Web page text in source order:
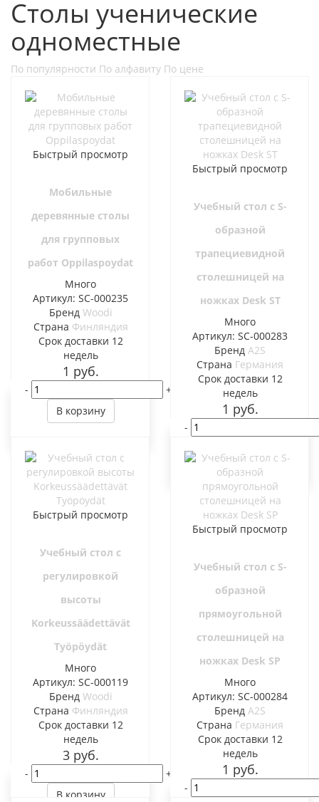
Столы ученические
одноместные
По популярности По алфавиту По цене
Быстрый просмотр
Мобильные
деревянные столы
для групповых
работ Oppilaspoydat
Много
Артикул: SC-000235
Бренд Woodi
Страна Финляндия
Cрок доставки 12
недель
1 руб.
-
+
В корзину
Быстрый просмотр
Учебный стол с S-
образной
трапециевидной
столешницей на
ножках Desk ST
Много
Артикул: SC-000283
Бренд A2S
Страна Германия
Cрок доставки 12
недель
1 руб.
-
Быстрый просмотр
Учебный стол с
регулировкой
высоты
Korkeussäädettävät
Työpöydät
Много
Артикул: SC-000119
Бренд Woodi
Страна Финляндия
Cрок доставки 12
недель
3руб.
-
+
В корзину
Быстрый просмотр
Учебный стол с S-
образной
прямоугольной
столешницей на
ножках Desk SP
Много
Артикул: SC-000284
Бренд A2S
Страна Германия
Cрок доставки 12
недель
1 руб.
-